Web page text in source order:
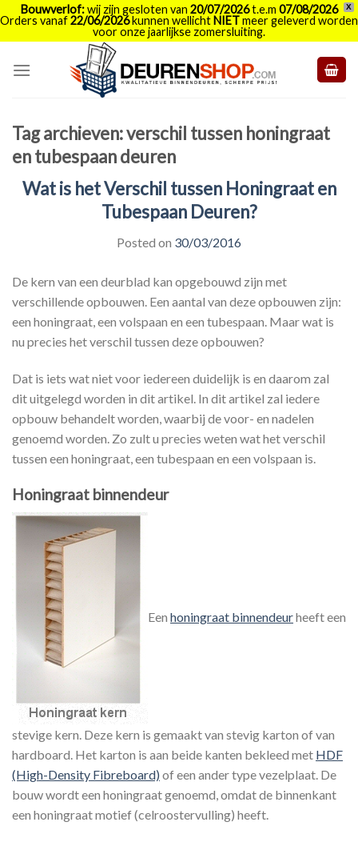
X
Bouwverlof:wij zijn gesloten van 20/07/2026t.e.m 07/08/2026
Orders vanaf22/06/2026kunnen wellichtNIETmeer geleverd worden
voor onze jaarlijkse zomersluiting.
Tag archieven:verschil tussen honingraat
en tubespaan deuren
Wat is het Verschil tussen Honingraat en
Tubespaan Deuren?
Posted on 30/03/2016
De kern van een deurblad kan opgebouwd zijn met
verschillende opbouwen. Een aantal van deze opbouwen zijn:
een honingraat, een volspaan en een tubespaan. Maar wat is
nu precies het verschil tussen deze opbouwen?
Dat is iets wat niet voor iedereen duidelijk is en daarom zal
dit uitgelegd worden in dit artikel. In dit artikel zal iedere
opbouw behandelt worden, waarbij de voor- en nadelen
genoemd worden. Zo zult u precies weten wat het verschil
tussen een honingraat, een tubespaan en een volspaan is.
Honingraat binnendeur
Een honingraat binnendeurheeft een
stevige kern. Deze kern is gemaakt van stevig karton of van
hardboard. Het karton is aan beide kanten bekleed met HDF
(High-Density Fibreboard) of een ander type vezelplaat. De
bouw wordt een honingraat genoemd, omdat de binnenkant
een honingraat motief (celroostervulling) heeft.